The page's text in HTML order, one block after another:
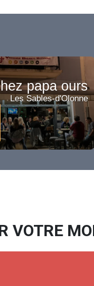
papa ours
Les Sables-d'Olonne
VOTRE